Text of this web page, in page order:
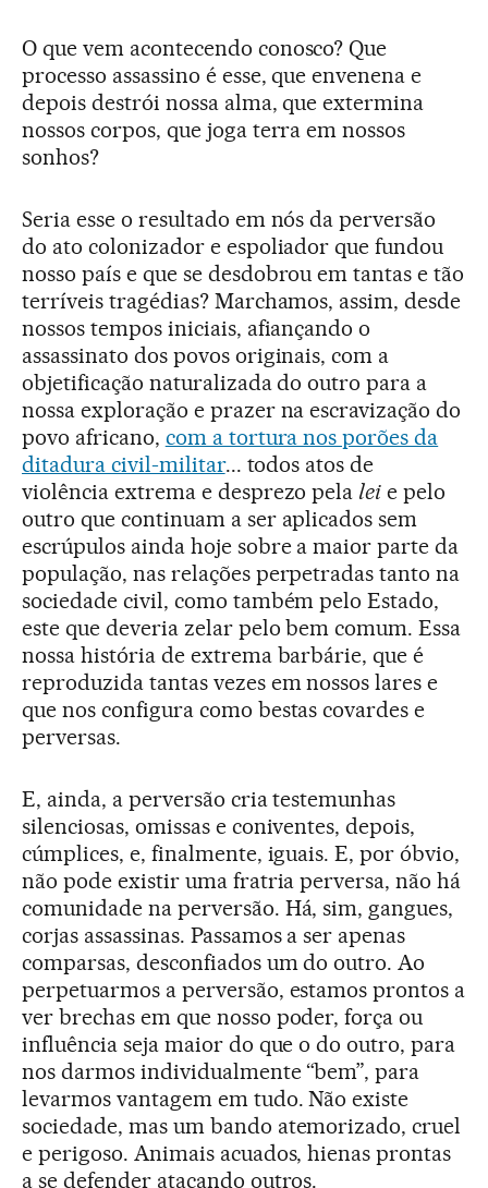
O que vem acontecendo conosco? Que
processo assassino é esse, que envenena e
depois destrói nossa alma, que extermina
nossos corpos, que joga terra em nossos
sonhos?
Seria esse o resultado em nós da perversão
do ato colonizador e espoliador que fundou
nosso país e que se desdobrou em tantas e tão
terríveis tragédias? Marchamos, assim, desde
nossos tempos iniciais, afiançando o
assassinato dos povos originais, com a
objetificação naturalizada do outro para a
nossa exploração e prazer na escravização do
povo africano, com a tortura nos porões da
ditadura civil-militar... todos atos de
violência extrema e desprezo pela lei e pelo
outro que continuam a ser aplicados sem
escrúpulos ainda hoje sobre a maior parte da
população, nas relações perpetradas tanto na
sociedade civil, como também pelo Estado,
este que deveria zelar pelo bem comum. Essa
nossa história de extrema barbárie, que é
reproduzida tantas vezes em nossos lares e
que nos configura como bestas covardes e
perversas.
E, ainda, a perversão cria testemunhas
silenciosas, omissas e coniventes, depois,
cúmplices, e, finalmente, iguais. E, por óbvio,
não pode existir uma fratria perversa, não há
comunidade na perversão. Há, sim, gangues,
corjas assassinas. Passamos a ser apenas
comparsas, desconfiados um do outro. Ao
perpetuarmos a perversão, estamos prontos a
ver brechas em que nosso poder, força ou
influência seja maior do que o do outro, para
nos darmos individualmente “bem”, para
levarmos vantagem em tudo. Não existe
sociedade, mas um bando atemorizado, cruel
e perigoso. Animais acuados, hienas prontas
a se defender atacando outros.